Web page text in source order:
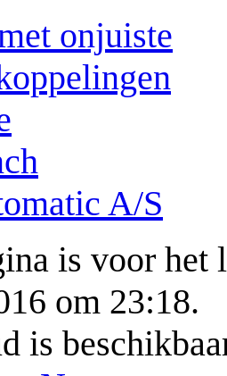
onjuiste
A/S
is voor het
om 23:18.
is